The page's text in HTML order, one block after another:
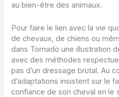
au bien-être des animaux.
Pour faire le lien avec la vie
de chevaux, de chiens ou
dans Tornado une illustration
avec des méthodes
pas d’un dressage brutal. Au
d’adaptations insistent sur le
confiance de son cheval en le